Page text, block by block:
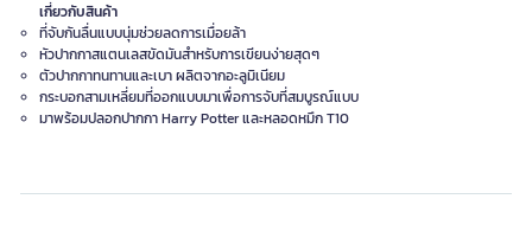
เกี่ยวกับสินค้า
ที่จับกันลื่นแบบนุ่มช่วยลดการเมื่อยล้า
หัวปากกาสแตนเลสขัดมันสำหรับการเขียนง่ายสุดๆ
ตัวปากกาทนทานและเบา ผลิตจากอะลูมิเนียม
กระบอกสามเหลี่ยมที่ออกแบบมาเพื่อการจับที่สมบูรณ์แบบ
มาพร้อมปลอกปากกา Harry Potter และหลอดหมึก T10